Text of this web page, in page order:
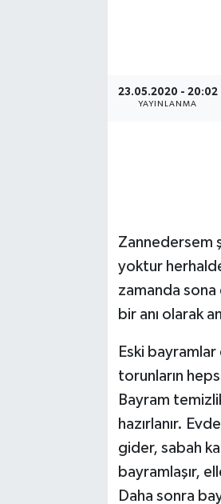
23.05.2020 - 20:02
YAYINLANMA
Zannedersem
yoktur
zamanda sona
bir anı olarak
Eski
torunların
Bayram
hazırlanır.
gider, sabah
bayramlaşır,
Daha sonra